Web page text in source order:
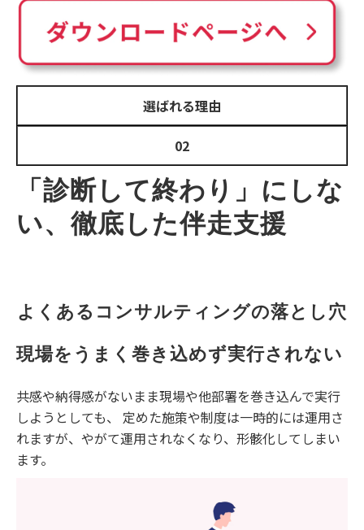
選ばれる理由
02
「診断して終わり」にしな
い、徹底した伴走支援
よくあるコンサルティングの落とし穴
現場をうまく巻き込めず実行されない
共感や納得感がないまま現場や他部署を巻き込んで実行
しようとしても、 定めた施策や制度は一時的には運用さ
れますが、やがて運用されなくなり、形骸化してしまい
ます。